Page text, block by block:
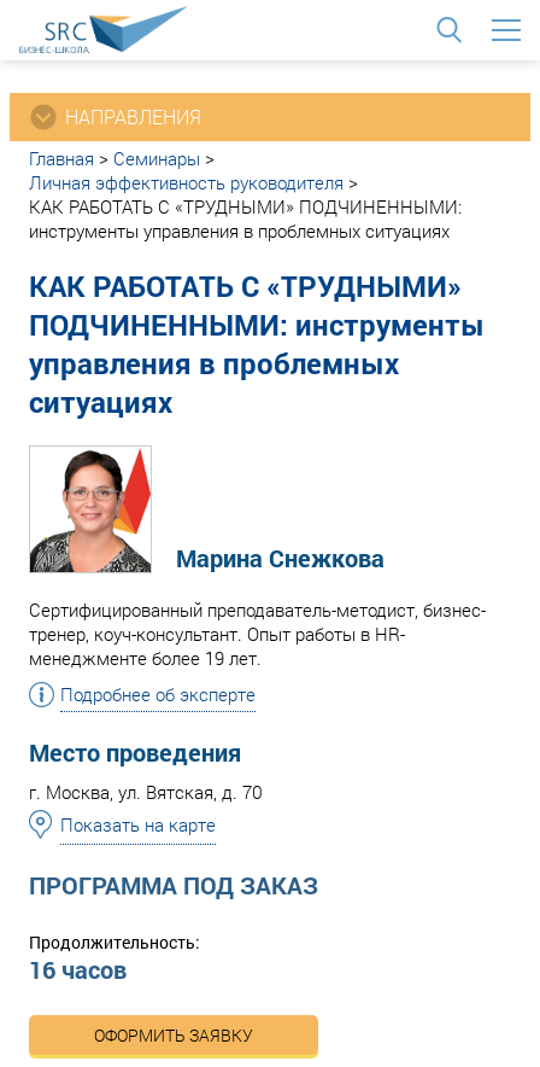
НАПРАВЛЕНИЯ
Главная > Семинары >
Личная эффективность руководителя >
КАК РАБОТАТЬ С «ТРУДНЫМИ» ПОДЧИНЕННЫМИ:
инструменты управления в проблемных ситуациях
КАК РАБОТАТЬ С «ТРУДНЫМИ»
ПОДЧИНЕННЫМИ: инструменты
управления в проблемных
ситуациях
Марина Снежкова
Сертифицированный преподаватель-методист, бизнес-
тренер, коуч-консультант. Опыт работы в HR-
менеджменте более 19 лет.
Подробнее об эксперте
Место проведения
г. Москва, ул. Вятская, д. 70
Показать на карте
ПРОГРАММА ПОД ЗАКАЗ
Продолжительность:
16 часов
ОФОРМИТЬ ЗАЯВКУ